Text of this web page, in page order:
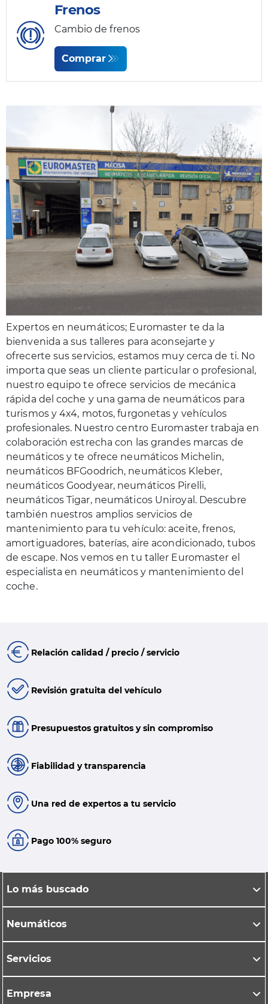
Frenos
Cambio de frenos
Comprar
Expertos en neumáticos; Euromaster te da la
bienvenida a sus talleres para aconsejarte y
ofrecerte sus servicios, estamos muy cerca de ti. No
importa que seas un cliente particular o profesional,
nuestro equipo te ofrece servicios de mecánica
rápida del coche y una gama de neumáticos para
turismos y 4x4, motos, furgonetas y vehículos
profesionales. Nuestro centro Euromaster trabaja en
colaboración estrecha con las grandes marcas de
neumáticos y te ofrece neumáticos Michelin,
neumáticos BFGoodrich, neumáticos Kleber,
neumáticos Goodyear, neumáticos Pirelli,
neumáticos Tigar, neumáticos Uniroyal. Descubre
también nuestros amplios servicios de
mantenimiento para tu vehículo: aceite, frenos,
amortiguadores, baterías, aire acondicionado, tubos
de escape. Nos vemos en tu taller Euromaster el
especialista en neumáticos y mantenimiento del
coche.
Relación calidad / precio / servicio
Revisión gratuita del vehículo
Presupuestos gratuitos y sin compromiso
Fiabilidad y transparencia
Una red de expertos a tu servicio
Pago 100% seguro
Lo más buscado
Neumáticos
Servicios
Empresa